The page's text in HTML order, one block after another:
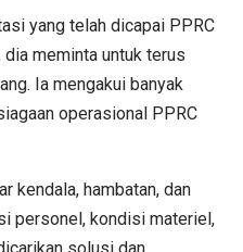
yang telah dicapai PPRC
meminta untuk terus
Ia mengakui banyak
operasional PPRC
kendala, hambatan, dan
personel, kondisi materiel,